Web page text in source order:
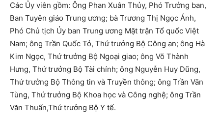
Các Ủy viên gồm: Ông Phan Xuân Thủy, Phó Trưởng ban,
Ban Tuyên giáo Trung ương; bà Trương Thị Ngọc Ánh,
Phó Chủ tịch Ủy ban Trung ương Mặt trận Tổ quốc Việt
Nam; ông Trần Quốc Tỏ, Thứ trưởng Bộ Công an; ông Hà
Kim Ngọc, Thứ trưởng Bộ Ngoại giao; ông Võ Thành
Hưng, Thứ trưởng Bộ Tài chính; ông Nguyễn Huy Dũng,
Thứ trưởng Bộ Thông tin và Truyền thông; ông Trần Văn
Tùng, Thứ trưởng Bộ Khoa học và Công nghệ; ông Trần
Văn Thuấn,Thứ trưởng Bộ Y tế.